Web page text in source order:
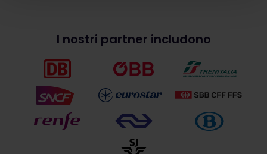
I nostri partner includono